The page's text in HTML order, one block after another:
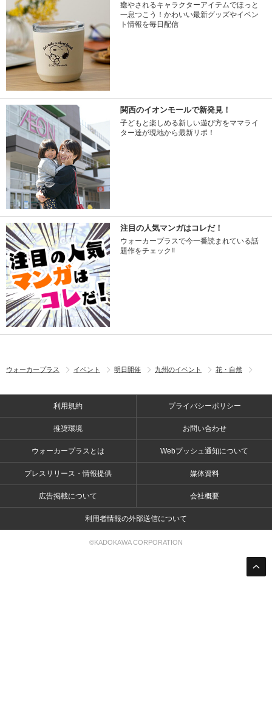
癒やされるキャラクターアイテムでほっと
一息つこう！かわいい最新グッズやイベン
ト情報を毎日配信
関西のイオンモールで新発見！
子どもと楽しめる新しい遊び方をママライ
ター達が現地から最新リポ！
注目の人気マンガはコレだ！
ウォーカープラスで今一番読まれている話
題作をチェック!!
ウォーカープラス イベント 明日開催 九州のイベント 花・自然
利用規約 プライバシーポリシー
推奨環境 お問い合わせ
ウォーカープラスとは Webプッシュ通知について
プレスリリース・情報提供 媒体資料
広告掲載について 会社概要
利用者情報の外部送信について
©KADOKAWA CORPORATION